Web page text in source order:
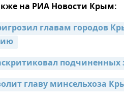
на РИА Новости Крым:
главам городов
главу минсельхоза